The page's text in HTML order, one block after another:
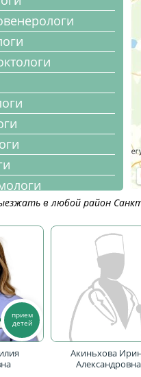
сосудистые
андрологи
в любой район
прием
детей
Акиньхова
Александровна